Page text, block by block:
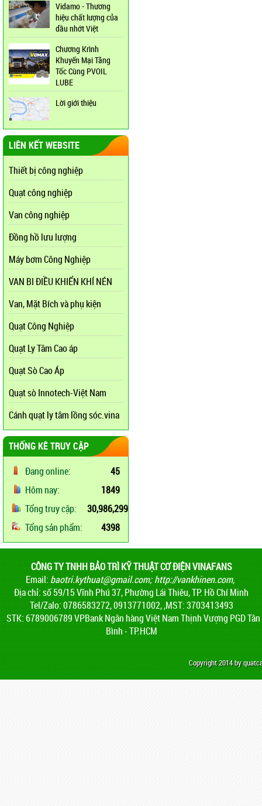
Vidamo - Thương
hiệu chất lượng của
dầu nhớt Việt
Chương Krình
Khuyến Mại Tăng
Tốc Cùng PVOIL
LUBE
Lời giới thiệu
LIÊN KẾT WEBSITE
Thiết bị công nghiệp
Quạt công nghiệp
Van công nghiệp
Đồng hồ lưu lượng
Máy bơm Công Nghiệp
VAN BI ĐIỀU KHIỂN KHÍ NÉN
Van, Mặt Bích và phụ kiện
Quạt Công Nghiệp
Quạt Ly Tâm Cao áp
Quạt Sò Cao Áp
Quạt sò Innotech-Việt Nam
Cánh quạt ly tâm lồng sóc.vina
THỐNG KÊ TRUY CẬP
Đang online:
45
Hôm nay:
1849
Tổng truy cập:
30,986,299
Tổng sản phẩm:
4398
CÔNG TY TNHH BẢO TRÌ KỸ THUẬT CƠ ĐIỆN VINAFANS
Email: baotri.kythuat@gmail.com;http://vankhinen.com,
Địa chỉ: số 59/15 Vĩnh Phú 37, Phường Lái Thiêu, TP. Hồ Chí Minh
Tel/Zalo: 0786583272, 0913771002, ,MST: 3703413493
STK: 6789006789 VPBank Ngân hàng Việt Nam Thịnh Vượng PGD Tân
Bình - TP.HCM
Copyright 2014 by